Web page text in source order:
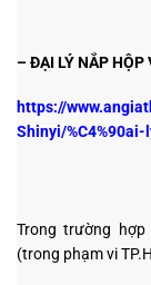
– ĐẠI LÝ NẮP HỘP
https://
Shinyi/
Trong trường
(trong phạm vi